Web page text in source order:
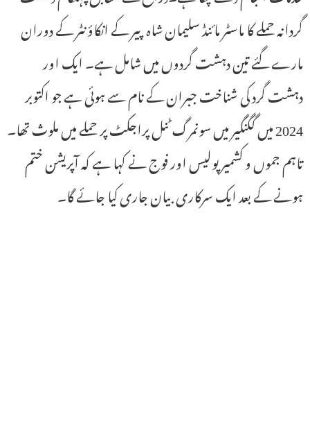
گردانہ حملے کا ماسٹر مائنڈ سلیمان شاہ پیر کے انکاؤنٹر کے دوران
مارے گئے تین دہشت گردوں میں شامل ہے۔ ایک اور
دہشت گرد کی شناخت جبران کے نام سے ہوئی ہے جو اکتوبر
2024 میں گگنگیر میں سونمرگ ٹنل پراجکٹ پر حملے میں ملوث تھا۔
تاہم جموں و کشمیر پولیس اور فوج نے کہا ہے کہ آپریشن ختم
ہونے کے بعد ایک سرکاری بیان جاری کیا جائے گا۔